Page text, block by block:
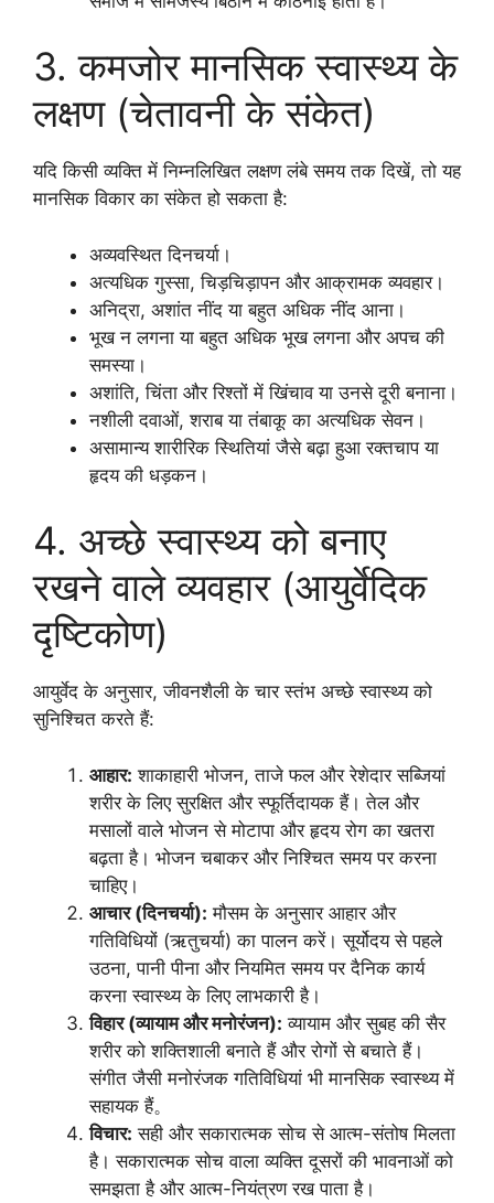
3. कमजोर मानसिक स्वास्थ्य के
लक्षण (चेतावनी के संकेत)
यदि किसी व्यक्ति में निम्नलिखित लक्षण लंबे समय तक दिखें, तो यह
मानसिक विकार का संकेत हो सकता है:
अव्यवस्थित दिनचर्या।
अत्यधिक गुस्सा, चिड़चिड़ापन और आक्रामक व्यवहार।
अनिद्रा, अशांत नींद या बहुत अधिक नींद आना।
भूख न लगना या बहुत अधिक भूख लगना और अपच की
समस्या।
अशांति, चिंता और रिश्तों में खिंचाव या उनसे दूरी बनाना।
नशीली दवाओं, शराब या तंबाकू का अत्यधिक सेवन।
असामान्य शारीरिक स्थितियां जैसे बढ़ा हुआ रक्तचाप या
हृदय की धड़कन।
4. अच्छे स्वास्थ्य को बनाए
रखने वाले व्यवहार (आयुर्वेदिक
दृष्टिकोण)
आयुर्वेद के अनुसार, जीवनशैली के चार स्तंभ अच्छे स्वास्थ्य को
सुनिश्चित करते हैं:
आहार: शाकाहारी भोजन, ताजे फल और रेशेदार सब्जियां
शरीर के लिए सुरक्षित और स्फूर्तिदायक हैं। तेल और
मसालों वाले भोजन से मोटापा और हृदय रोग का खतरा
बढ़ता है। भोजन चबाकर और निश्चित समय पर करना
चाहिए।
आचार (दिनचर्या): मौसम के अनुसार आहार और
गतिविधियों (ऋतुचर्या) का पालन करें। सूर्योदय से पहले
उठना, पानी पीना और नियमित समय पर दैनिक कार्य
करना स्वास्थ्य के लिए लाभकारी है।
विहार (व्यायाम और मनोरंजन): व्यायाम और सुबह की सैर
शरीर को शक्तिशाली बनाते हैं और रोगों से बचाते हैं।
संगीत जैसी मनोरंजक गतिविधियां भी मानसिक स्वास्थ्य में
सहायक हैं。
विचार: सही और सकारात्मक सोच से आत्म-संतोष मिलता
है। सकारात्मक सोच वाला व्यक्ति दूसरों की भावनाओं को
समझता है और आत्म-नियंत्रण रख पाता है।